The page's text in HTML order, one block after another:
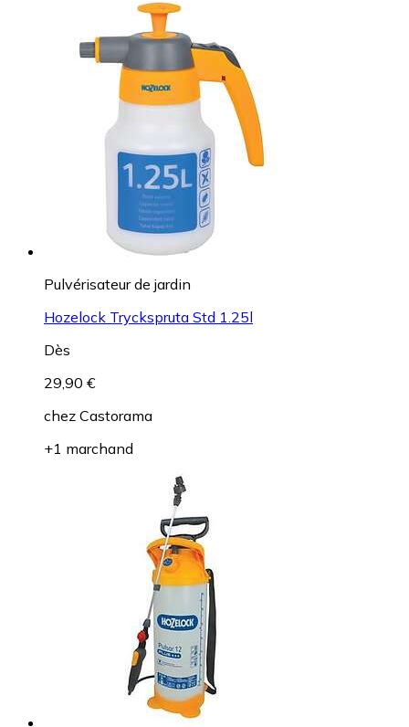
Pulvérisateur de jardin
Hozelock Tryckspruta Std 1.25l
Dès
29,90 €
chez Castorama
+1 marchand